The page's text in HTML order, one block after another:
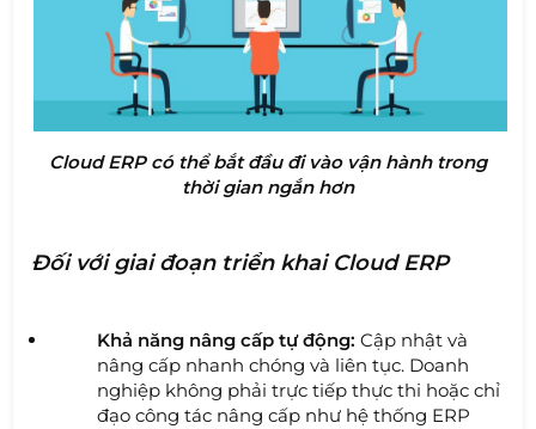
Cloud ERP có thể bắt đầu đi vào vận hành trong
thời gian ngắn hơn
Đối với giai đoạn triển khai Cloud ERP
Khả năng nâng cấp tự động:Cập nhật và
nâng cấp nhanh chóng và liên tục. Doanh
nghiệp không phải trực tiếp thực thi hoặc chỉ
đạo công tác nâng cấp như hệ thống ERP